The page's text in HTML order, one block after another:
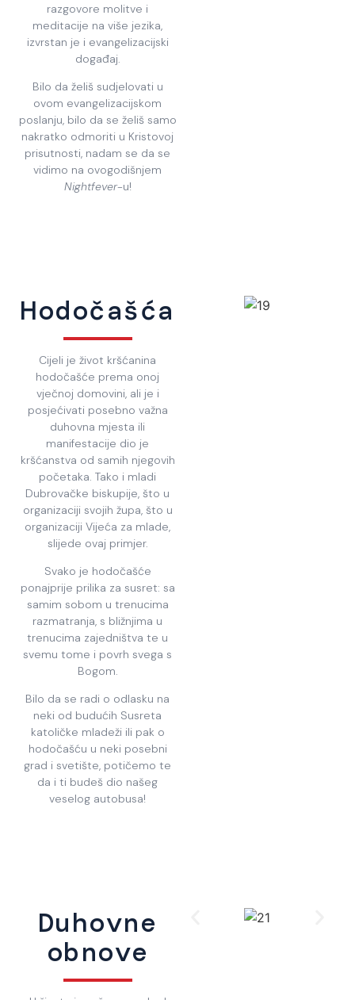
razgovore molitve i
meditacije na više jezika,
izvrstan je i evangelizacijski
događaj.
Bilo da želiš sudjelovati u
ovom evangelizacijskom
poslanju, bilo da se želiš samo
nakratko odmoriti u Kristovoj
prisutnosti, nadam se da se
vidimo na ovogodišnjem
Nightfever-u!
Hodočašća
Cijeli je život kršćanina
hodočašće prema onoj
vječnoj domovini, ali je i
posjećivati posebno važna
duhovna mjesta ili
manifestacije dio je
kršćanstva od samih njegovih
početaka. Tako i mladi
Dubrovačke biskupije, što u
organizaciji svojih župa, što u
organizaciji Vijeća za mlade,
slijede ovaj primjer.
Svako je hodočašće
ponajprije prilika za susret: sa
samim sobom u trenucima
razmatranja, s bližnjima u
trenucima zajedništva te u
svemu tome i povrh svega s
Bogom.
Bilo da se radi o odlasku na
neki od budućih Susreta
katoličke mladeži ili pak o
hodočašću u neki posebni
grad i svetište, potičemo te
da i ti budeš dio našeg
veselog autobusa!
Duhovne
obnove